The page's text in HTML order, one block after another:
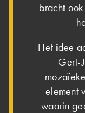
bracht
Het idee
Gert-
element
waarin